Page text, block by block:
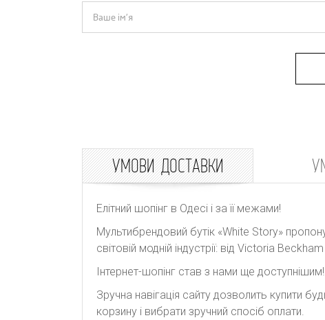
УМОВИ ДОСТАВКИ
Елітний шопінг в Одесі і за її межами!
Мультибрендовий бутік «White Story»
світовій модній індустрії: від Victoria
Інтернет-шопінг став з нами ще доступнішим!
Зручна навігація сайту дозволить купити
корзину і вибрати зручний спосіб оплати.